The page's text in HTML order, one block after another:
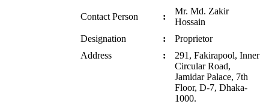
Contact Person :
Mr. Md. Zakir
Hossain
Designation
:
Proprietor
Address
:
291, Fakirapool, Inner
Circular Road,
Jamidar Palace, 7th
Floor, D-7, Dhaka-
1000.